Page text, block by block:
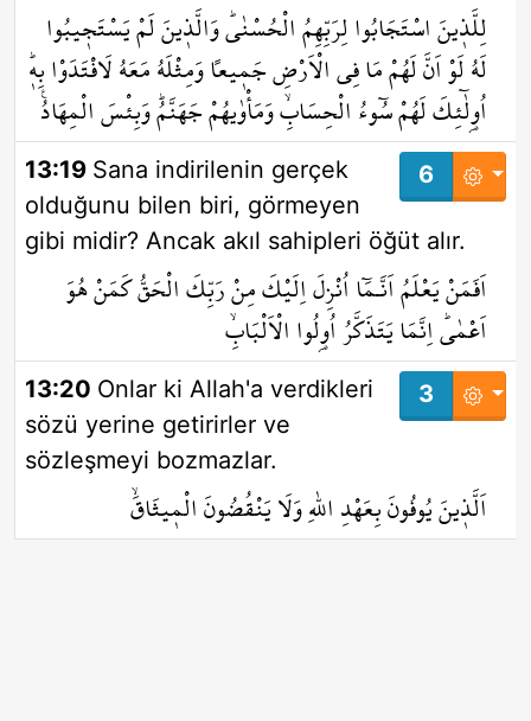
لِلَّذ۪ينَ اسْتَجَابُوا لِرَبِّهِمُ الْحُسْنٰىۜ وَالَّذ۪ينَ لَمْ يَسْتَج۪يبُوا
لَهُ لَوْ اَنَّ لَهُمْ مَا فِي الْاَرْضِ جَم۪يعاً وَمِثْلَهُ مَعَهُ لَافْتَدَوْا بِه۪ۜ
اُو۬لٰٓئِكَ لَهُمْ سُٓوءُ الْحِسَابِۙ وَمَأْوٰيهُمْ جَهَنَّمُۜ وَبِئْسَ الْمِهَادُ۟
6
13:19 Sana indirilenin gerçek
olduğunu bilen biri, görmeyen
gibi midir? Ancak akıl sahipleri öğüt alır.
اَفَمَنْ يَعْلَمُ اَنَّـمَٓا اُنْزِلَ اِلَيْكَ مِنْ رَبِّكَ الْحَقُّ كَمَنْ هُوَ
اَعْمٰىۜ اِنَّمَا يَتَذَكَّرُ اُو۬لُوا الْاَلْبَابِۙ
3
13:20 Onlar ki Allah'a verdikleri
sözü yerine getirirler ve
sözleşmeyi bozmazlar.
اَلَّذ۪ينَ يُوفُونَ بِعَهْدِ اللّٰهِ وَلَا يَنْقُضُونَ الْم۪يثَاقَۙ